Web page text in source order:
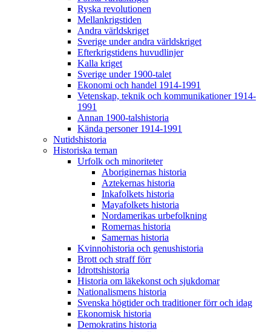
Ryska revolutionen
Mellankrigstiden
Andra världskriget
Sverige under andra världskriget
Efterkrigstidens huvudlinjer
Kalla kriget
Sverige under 1900-talet
Ekonomi och handel 1914-1991
Vetenskap, teknik och kommunikationer 1914-
1991
Annan 1900-talshistoria
Kända personer 1914-1991
Nutidshistoria
Historiska teman
Urfolk och minoriteter
Aboriginernas historia
Aztekernas historia
Inkafolkets historia
Mayafolkets historia
Nordamerikas urbefolkning
Romernas historia
Samernas historia
Kvinnohistoria och genushistoria
Brott och straff förr
Idrottshistoria
Historia om läkekonst och sjukdomar
Nationalismens historia
Svenska högtider och traditioner förr och idag
Ekonomisk historia
Demokratins historia